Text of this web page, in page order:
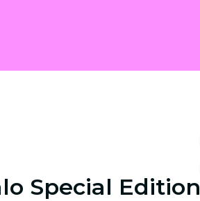
Special Edition